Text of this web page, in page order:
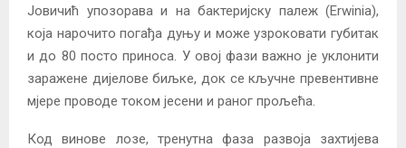
Јовичић упозорава и на бактеријску палеж (Erwinia),
која нарочито погађа дуњу и може узроковати губитак
и до 80 посто приноса. У овој фази важно је уклонити
заражене дијелове биљке, док се кључне превентивне
мјере проводе током јесени и раног прољећа.
Код винове лозе, тренутна фаза развоја захтијева